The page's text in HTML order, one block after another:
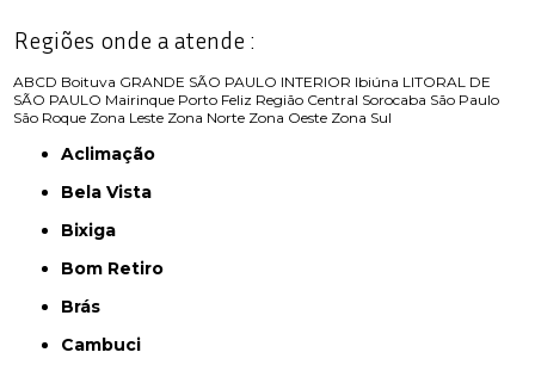
Regiões onde a atende :
ABCD Boituva GRANDE SÃO PAULO INTERIOR Ibiúna LITORAL DE
SÃO PAULO Mairinque Porto Feliz Região Central Sorocaba São Paulo
São Roque Zona Leste Zona Norte Zona Oeste Zona Sul
Aclimação
Bela Vista
Bixiga
Bom Retiro
Brás
Cambuci